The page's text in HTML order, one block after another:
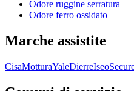
Odore ruggine serratura
Odore ferro ossidato
Marche assistite
CisaMotturaYaleDierreIseo